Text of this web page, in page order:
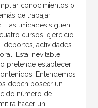
conocimientos o
de trabajar
Las unidades siguen
cursos: ejercicio
deportes, actividades
Esta inevitable
pretende establecer
Entendemos
deben poseer un
número de
hacer un